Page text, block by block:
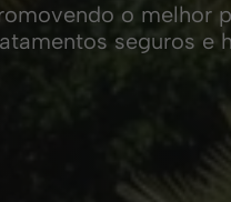
o melhor
seguros e